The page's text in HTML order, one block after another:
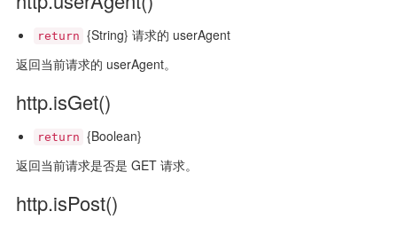
return {String} 请求的 userAgent
返回当前请求的 userAgent。
http.isGet()
return {Boolean}
返回当前请求是否是 GET 请求。
http.isPost()